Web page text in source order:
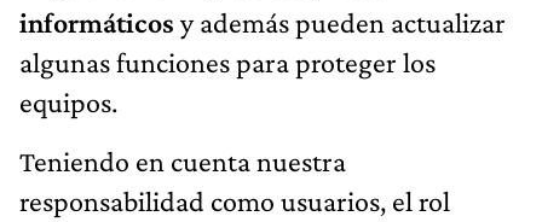
informáticos y además pueden actualizar
algunas funciones para proteger los
equipos.
Teniendo en cuenta nuestra
responsabilidad como usuarios, el rol